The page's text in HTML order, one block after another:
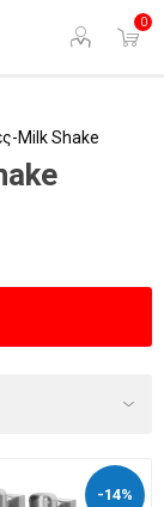
0
Milk Shake
-14%